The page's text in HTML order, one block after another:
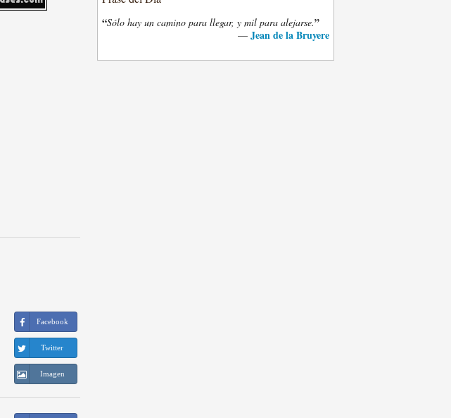
Facebook
Twitter
Imagen
“Sólo hay un camino para llegar, y mil para alejarse.”
— Jean de la Bruyere